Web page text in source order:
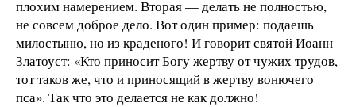
плохим намерением. Вторая — делать не полностью,
не совсем доброе дело. Вот один пример: подаешь
милостыню, но из краденого! И говорит святой Иоанн
Златоуст: «Кто приносит Богу жертву от чужих трудов,
тот таков же, что и приносящий в жертву вонючего
пса». Так что это делается не как должно!